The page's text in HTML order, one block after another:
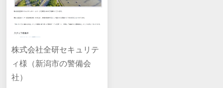
株式会社全研セキュリテ
ィ様（新潟市の警備会
社）